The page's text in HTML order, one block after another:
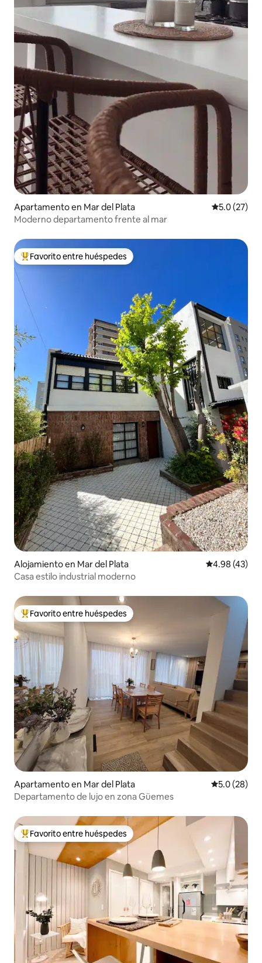
Apartamento en Mar del Plata Calificación
5.0 (27)
Moderno departamento frente al mar
Favorito entre huéspedes preferido
Favorito entre huéspedes
Alojamiento en Mar del Plata Calificación
4.98 (43)
Casa estilo industrial moderno
Favorito entre huéspedes preferido
Favorito entre huéspedes
Apartamento en Mar del Plata Calificación
5.0 (28)
Departamento de lujo en zona Güemes
Favorito entre huéspedes preferido
Favorito entre huéspedes